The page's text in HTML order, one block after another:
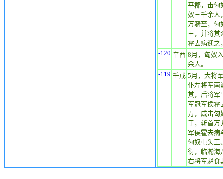
平郡，击匈
奴三千余人
万骑至，匈
王，并将其
霍去病迎之
-120 辛酉 8月，匈奴
余人。
-119 壬戌 5月，大将
仆左将军南
其，后将军
军冠军侯霍
万，咸击匈
于，斩首万
军侯霍去病
匈奴屯头王
衍，临瀚海
右将军赵食